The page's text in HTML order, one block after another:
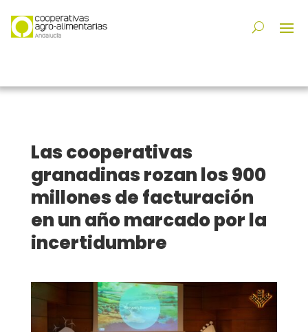
Las cooperativas
granadinas rozan los 900
millones de facturación
en un año marcado por la
incertidumbre